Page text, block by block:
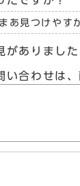
あ見つけやす
ありました
い合わせは